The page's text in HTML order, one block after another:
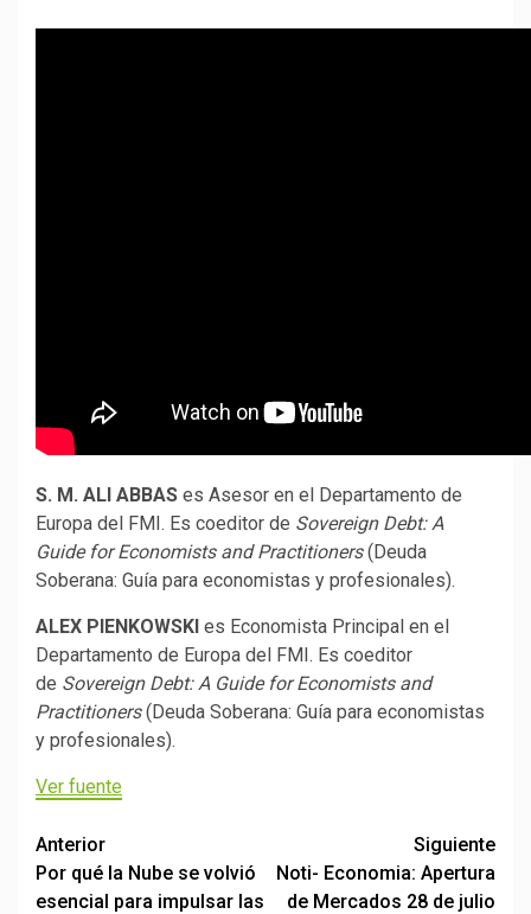
S. M. ALI ABBAS es Asesor en el Departamento de
Europa del FMI. Es coeditor de Sovereign Debt: A
Guide for Economists and Practitioners(Deuda
Soberana: Guía para economistas y profesionales).
ALEX PIENKOWSKI es Economista Principal en el
Departamento de Europa del FMI. Es coeditor
de Sovereign Debt: A Guide for Economists and
Practitioners(Deuda Soberana: Guía para economistas
y profesionales).
Ver fuente
Post
navigation
Anterior
Por qué la Nube se volvió
esencial para impulsar las
Siguiente
Noti- Economia: Apertura
de Mercados 28 de julio